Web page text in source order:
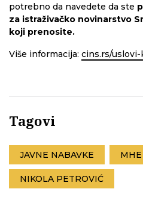
potrebno da navedete da ste
za istraživačko novinarstvo
koji prenosite.
Više informacija: cins.rs/
Tagovi
JAVNE NABAVKE MHE
NIKOLA PETROVIĆ